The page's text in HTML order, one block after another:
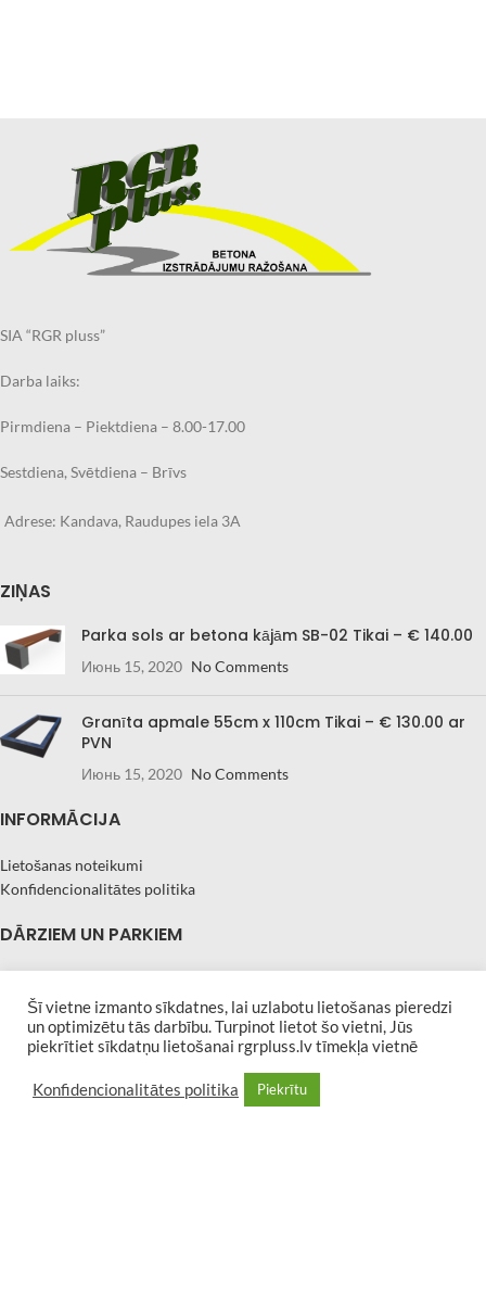
SIA “RGR pluss”
Darba laiks:
Pirmdiena – Piektdiena – 8.00-17.00
Sestdiena, Svētdiena – Brīvs
Adrese: Kandava, Raudupes iela 3A
ZIŅAS
Parka sols ar betona kājām SB-02 Tikai – € 140.00
Июнь 15, 2020 No Comments
Granīta apmale 55cm x 110cm Tikai – € 130.00 ar
PVN
Июнь 15, 2020 No Comments
INFORMĀCIJA
Lietošanas noteikumi
Konfidencionalitātes politika
DĀRZIEM UN PARKIEM
Atkritumu urnas – metāla
Atkritumu urnas – koka
Puķu podi – betona
Puķu podi – metāla
Šī vietne izmanto sīkdatnes, lai uzlabotu lietošanas pieredzi
un optimizētu tās darbību. Turpinot lietot šo vietni, Jūs
piekrītiet sīkdatņu lietošanai rgrpluss.lv tīmekļa vietnē
Konfidencionalitātes politika Piekrītu